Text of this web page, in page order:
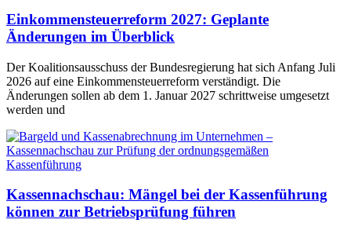
Einkommensteuerreform 2027: Geplante
Änderungen im Überblick
Der Koalitionsausschuss der Bundesregierung hat sich Anfang Juli
2026 auf eine Einkommensteuerreform verständigt. Die
Änderungen sollen ab dem 1. Januar 2027 schrittweise umgesetzt
werden und
Kassennachschau: Mängel bei der Kassenführung
können zur Betriebsprüfung führen